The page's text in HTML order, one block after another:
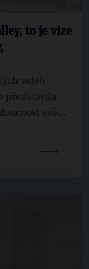
to je vize
voleb
představila
své...